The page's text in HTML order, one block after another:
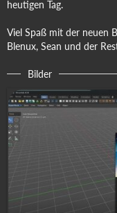
heutigen Tag.
Viel Spaß mit der neuen
Blenux, Sean und der
Bilder